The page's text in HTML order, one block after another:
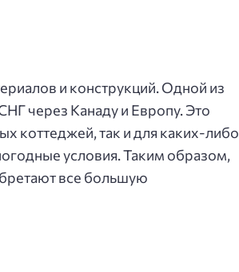
и конструкций. Одной из
через Канаду и Европу. Это
коттеджей, так и для каких-либо
условия. Таким образом,
все большую